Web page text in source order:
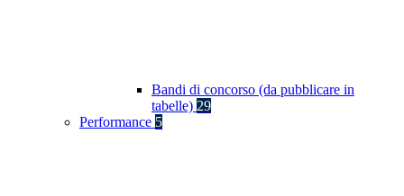
Bandi di concorso (da pubblicare in
tabelle) 29
Performance 5